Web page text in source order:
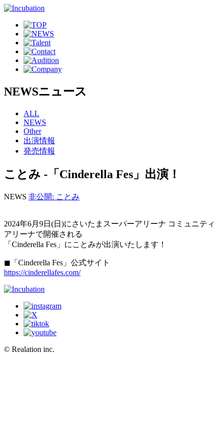
NEWSニュース
ALL
NEWS
Other
出演情報
発売情報
ことみ -「Cinderella Fes」出演！
NEWS 非公開: ことみ
2024年6月9日(日)にさいたまスーパーアリーナ コミュニティ
アリーナで開催される
「Cinderella Fes」にことみが出演いたします！
◼︎「Cinderella Fes」公式サイト
https://cinderellafes.com/
© Realation inc.